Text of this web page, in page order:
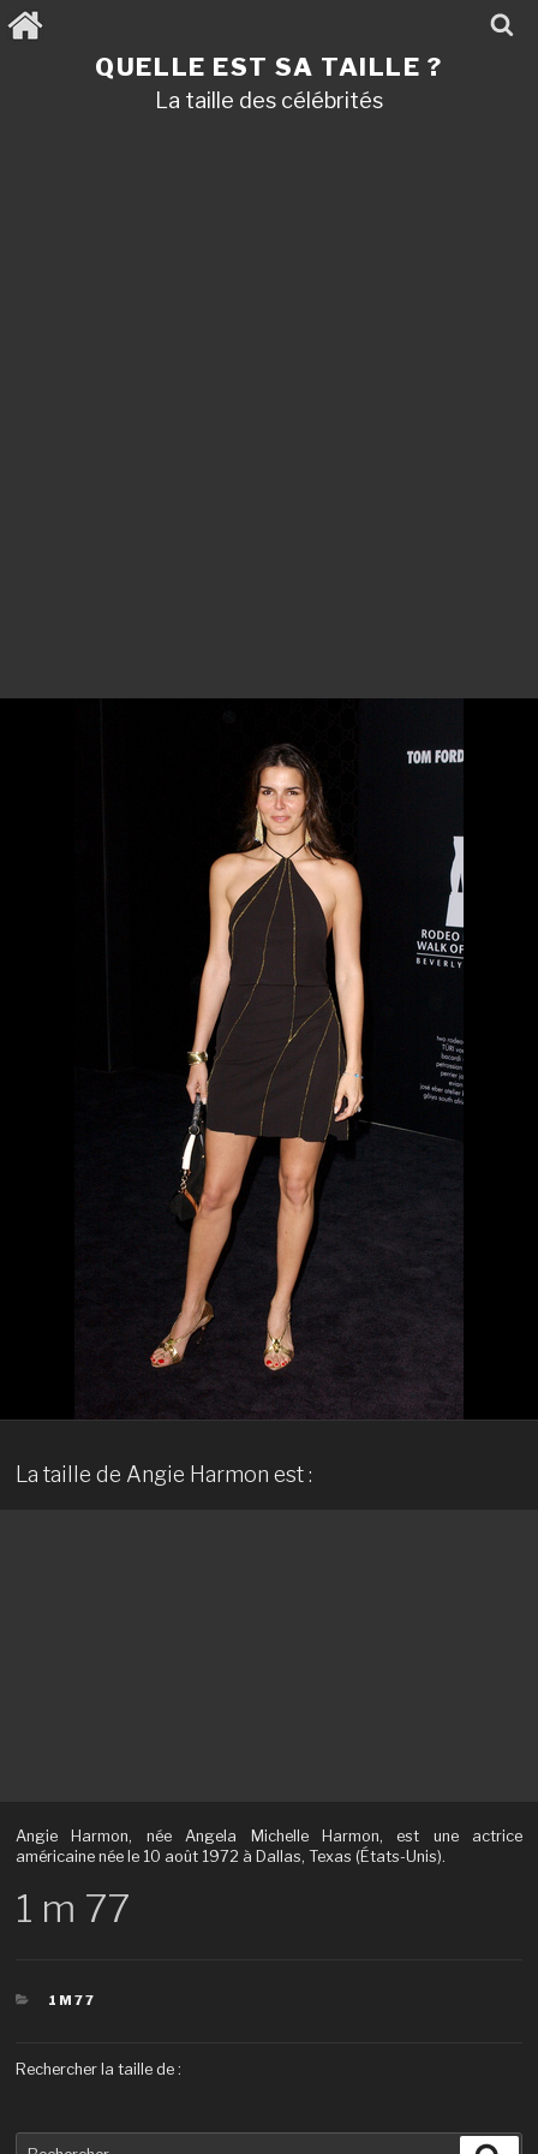
Aller
au
QUELLE EST SA TAILLE ?
La taille des célébrités
La taille de Angie Harmon est :
Angie Harmon, née Angela Michelle Harmon, est une actrice
américaine née le 10 août 1972 à Dallas, Texas (États-Unis).
1 m 77
CATÉGORIES
1M77
Rechercher la taille de :